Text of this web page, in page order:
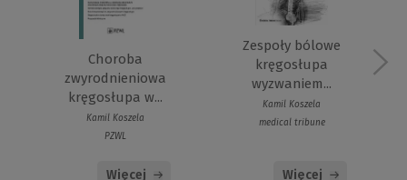
Choroba
zwyrodnieniowa
kręgosłupa w...
Kamil Koszela
PZWL
Więcej
Zespoły bólowe
kręgosłupa
wyzwaniem...
Kamil Koszela
medical tribune
Więcej